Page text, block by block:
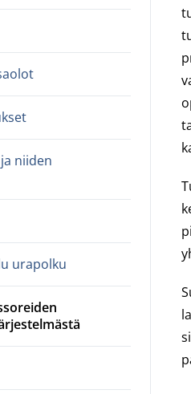
niiden
urapolku